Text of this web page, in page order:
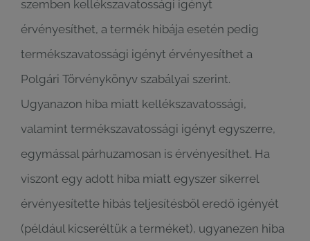
szemben kellékszavatossági igényt
érvényesíthet, a termék hibája esetén pedig
termékszavatossági igényt érvényesíthet a
Polgári Törvénykönyv szabályai szerint.
Ugyanazon hiba miatt kellékszavatossági,
valamint termékszavatossági igényt egyszerre,
egymással párhuzamosan is érvényesíthet. Ha
viszont egy adott hiba miatt egyszer sikerrel
érvényesítette hibás teljesítésből eredő igényét
(például kicseréltük a terméket), ugyanezen hiba